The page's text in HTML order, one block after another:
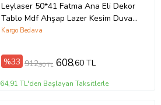
Leylaser 50*41 Fatma Ana Eli Dekor
Tablo Mdf Ahşap Lazer Kesim Duvar
Panosu Siyah 3mm
Kargo Bedava
%33 912,90 TL 608,60 TL
64,91 TL'den Başlayan Taksitlerle